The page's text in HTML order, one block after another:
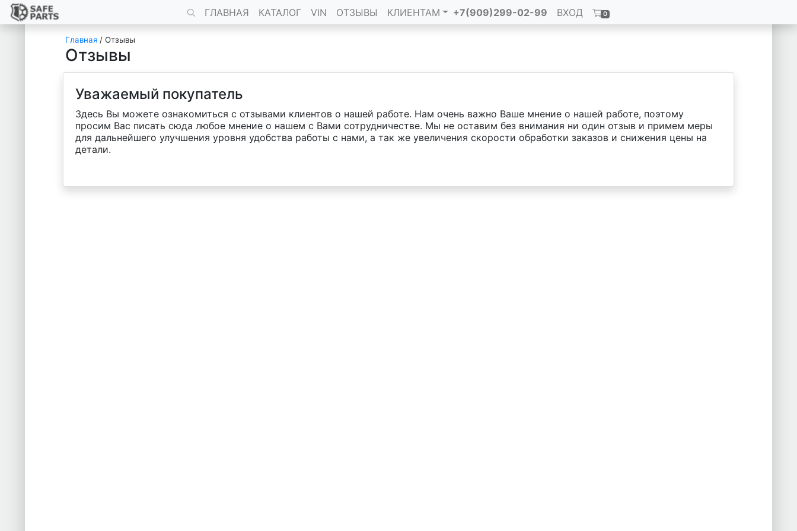
ГЛАВНАЯ КАТАЛОГ VIN ОТЗЫВЫ КЛИЕНТАМ +7(909)299-02-99 ВХОД 0
Главная / Отзывы
Отзывы
Уважаемый покупатель
Здесь Вы можете ознакомиться с отзывами клиентов о нашей работе. Нам очень важно Ваше мнение о нашей работе, поэтому
просим Вас писать сюда любое мнение о нашем с Вами сотрудничестве. Мы не оставим без внимания ни один отзыв и примем меры
для дальнейшего улучшения уровня удобства работы с нами, а так же увеличения скорости обработки заказов и снижения цены на
детали.